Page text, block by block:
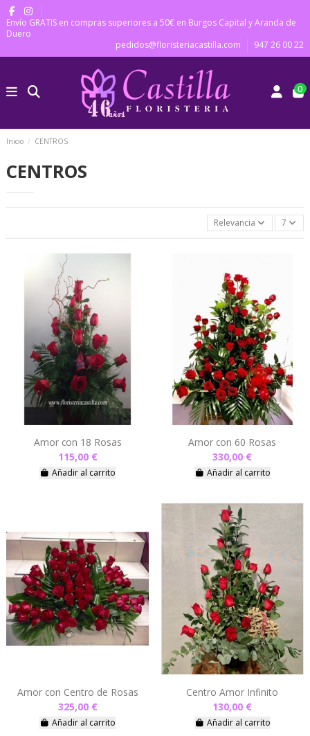
Envío GRATIS en compras superiores a 50€ en Burgos Capital y Aranda de
Duero
pedidos@floristeriacastilla.com
947 26 00 22
0
Inicio CENTROS
CENTROS
Relevancia 7
Amor con 18 Rosas
115,00 €
Añadir al carrito
Amor con 60 Rosas
330,00 €
Añadir al carrito
Amor con Centro de Rosas
325,00 €
Añadir al carrito
Centro Amor Infinito
130,00 €
Añadir al carrito